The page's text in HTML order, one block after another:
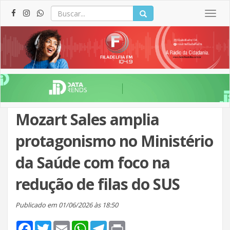
Mozart Sales amplia
protagonismo no Ministério
da Saúde com foco na
redução de filas do SUS
Publicado em 01/06/2026 às 18:50
FacebookTwitterEmail WhatsApp
Telegram